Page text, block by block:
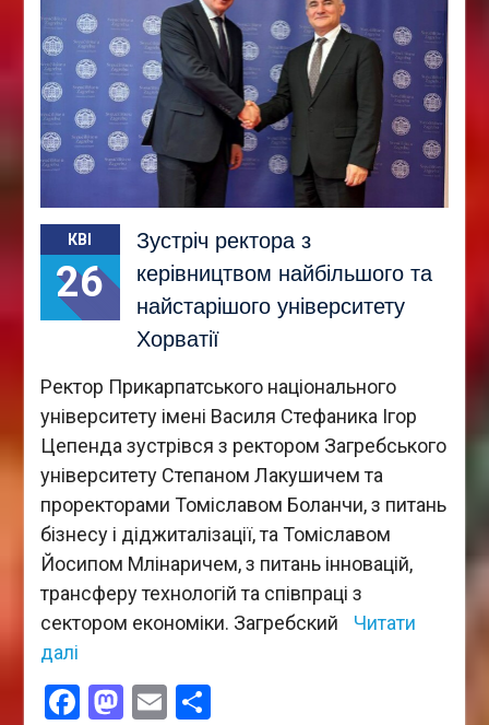
КВІ
26
Зустріч ректора з
керівництвом найбільшого та
найстарішого університету
Хорватії
Ректор Прикарпатського національного
університету імені Василя Стефаника Ігор
Цепенда зустрівся з ректором Загребського
університету Степаном Лакушичем та
проректорами Томіславом Боланчи, з питань
бізнесу і діджиталізації, та Томіславом
Йосипом Млінаричем, з питань інновацій,
трансферу технологій та співпраці з
сектором економіки. Загребский
Читати
далі
Facebook
Mastodon
EmailПоділитися